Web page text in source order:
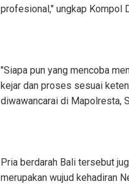
profesional," ungkap Kompol
‎"Siapa pun yang mencoba
kejar dan proses sesuai
diwawancarai di Mapolresta,
‎Pria berdarah Bali tersebut
merupakan wujud kehadiran